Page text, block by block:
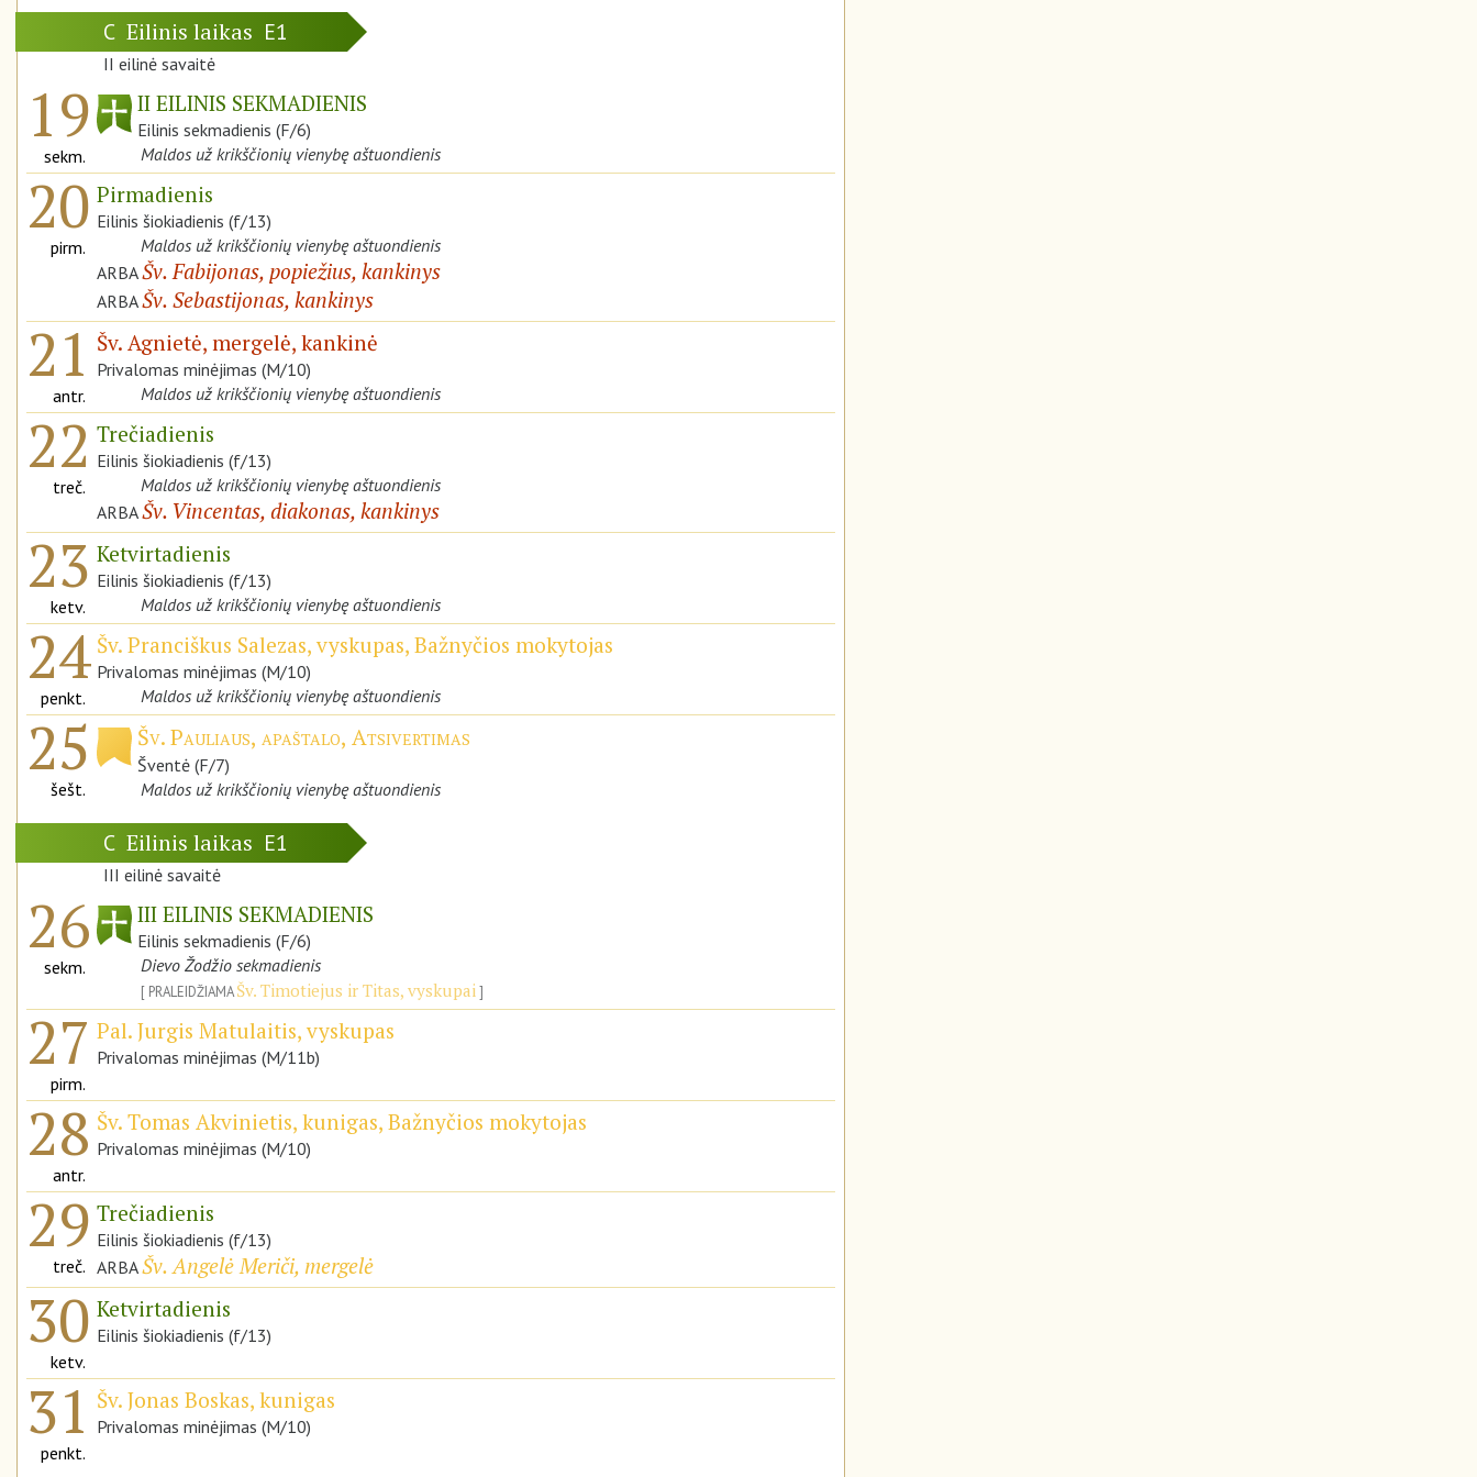
C Eilinis laikas E1
II eilinė savaitė
19
sekm.
II EILINIS SEKMADIENIS
Eilinis sekmadienis (F/6)
Maldos už krikščionių vienybę aštuondienis
20
pirm.
Pirmadienis
Eilinis šiokiadienis (f/13)
Maldos už krikščionių vienybę aštuondienis
ARBAŠv. Fabijonas, popiežius, kankinys
ARBAŠv. Sebastijonas, kankinys
21
antr.
Šv. Agnietė, mergelė, kankinė
Privalomas minėjimas (M/10)
Maldos už krikščionių vienybę aštuondienis
22
treč.
Trečiadienis
Eilinis šiokiadienis (f/13)
Maldos už krikščionių vienybę aštuondienis
ARBAŠv. Vincentas, diakonas, kankinys
23
ketv.
Ketvirtadienis
Eilinis šiokiadienis (f/13)
Maldos už krikščionių vienybę aštuondienis
24
penkt.
Šv. Pranciškus Salezas, vyskupas, Bažnyčios mokytojas
Privalomas minėjimas (M/10)
Maldos už krikščionių vienybę aštuondienis
25
šešt.
Šv. Pauliaus, apaštalo, Atsivertimas
Šventė (F/7)
Maldos už krikščionių vienybę aštuondienis
C Eilinis laikas E1
III eilinė savaitė
26
sekm.
III EILINIS SEKMADIENIS
Eilinis sekmadienis (F/6)
Dievo Žodžio sekmadienis
PRALEIDŽIAMAŠv. Timotiejus ir Titas, vyskupai
27
pirm.
Pal. Jurgis Matulaitis, vyskupas
Privalomas minėjimas (M/11b)
28
antr.
Šv. Tomas Akvinietis, kunigas, Bažnyčios mokytojas
Privalomas minėjimas (M/10)
29
treč.
Trečiadienis
Eilinis šiokiadienis (f/13)
ARBAŠv. Angelė Meriči, mergelė
30
ketv.
Ketvirtadienis
Eilinis šiokiadienis (f/13)
31
penkt.
Šv. Jonas Boskas, kunigas
Privalomas minėjimas (M/10)